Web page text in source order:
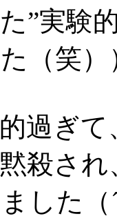
”実験
（笑
過ぎ
殺さ
した（